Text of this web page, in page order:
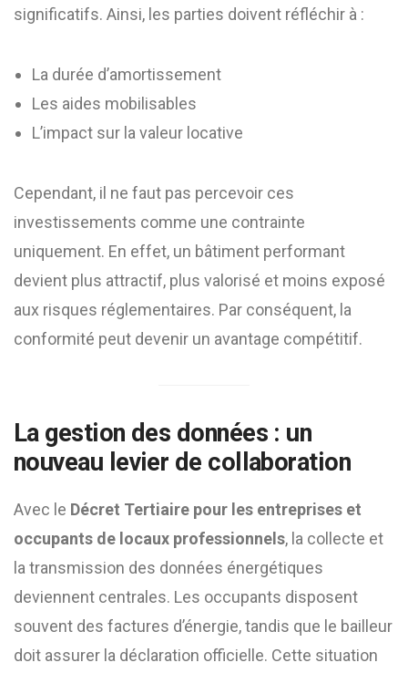
significatifs. Ainsi, les parties doivent réfléchir à :
La durée d’amortissement
Les aides mobilisables
L’impact sur la valeur locative
Cependant, il ne faut pas percevoir ces
investissements comme une contrainte
uniquement. En effet, un bâtiment performant
devient plus attractif, plus valorisé et moins exposé
aux risques réglementaires. Par conséquent, la
conformité peut devenir un avantage compétitif.
La gestion des données : un
nouveau levier de collaboration
Avec le Décret Tertiaire pour les entreprises et
occupants de locaux professionnels, la collecte et
la transmission des données énergétiques
deviennent centrales. Les occupants disposent
souvent des factures d’énergie, tandis que le bailleur
doit assurer la déclaration officielle. Cette situation